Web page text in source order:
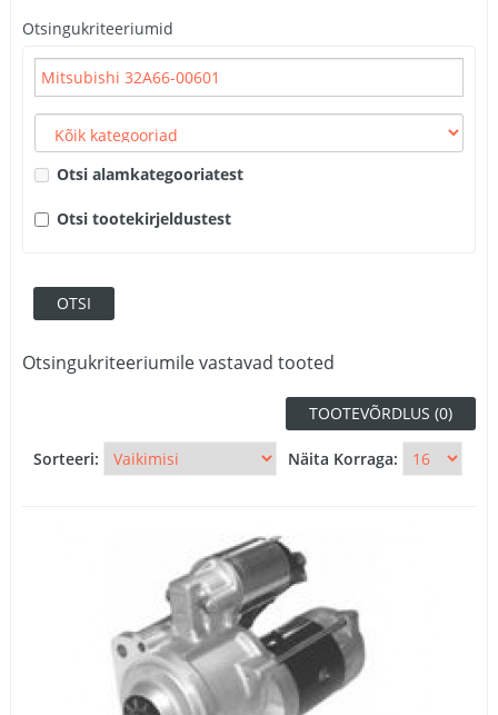
Otsingukriteeriumid
Otsi alamkategooriatest
Otsi tootekirjeldustest
Otsingukriteeriumile vastavad tooted
TOOTEVÕRDLUS (0)
Sorteeri: Näita Korraga: